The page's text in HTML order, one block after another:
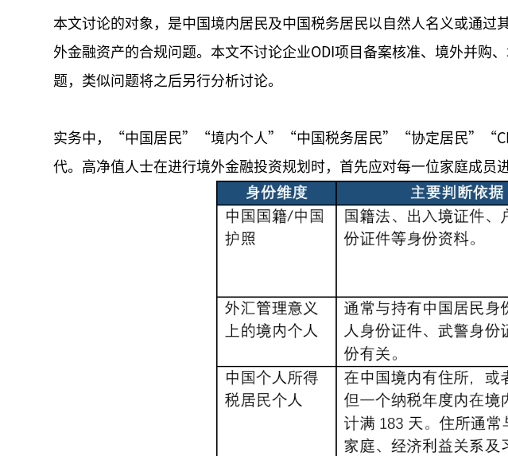
本文讨论的对象，是中国境内居民及中国税务居民以自然人名义或通
外金融资产的合规问题。本文不讨论企业ODI项目备案核准、境外并购
题，类似问题将之后另行分析讨论。
实务中，“中国居民”“境内个人”“中国税务居民”“协定居民
代。高净值人士在进行境外金融投资规划时，首先应对每一位家庭成员